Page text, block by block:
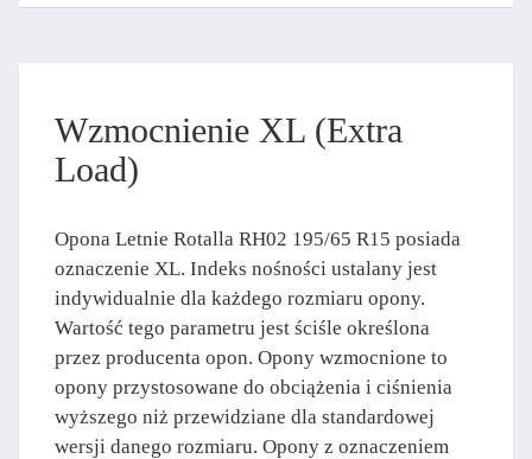
Wzmocnienie XL (Extra
Load)
Opona Letnie Rotalla RH02 195/65 R15 posiada
oznaczenie XL. Indeks nośności ustalany jest
indywidualnie dla każdego rozmiaru opony.
Wartość tego parametru jest ściśle określona
przez producenta opon. Opony wzmocnione to
opony przystosowane do obciążenia i ciśnienia
wyższego niż przewidziane dla standardowej
wersji danego rozmiaru. Opony z oznaczeniem